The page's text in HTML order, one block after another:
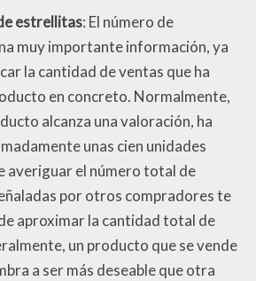
estrellitas: El número de
muy importante información, ya
la cantidad de ventas que ha
en concreto. Normalmente,
alcanza una valoración, ha
unas cien unidades
averiguar el número total de
por otros compradores te
aproximar la cantidad total de
un producto que se vende
a ser más deseable que otra